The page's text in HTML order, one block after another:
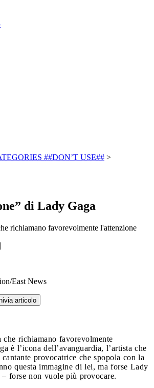
##DON’T USE## >
di Lady Gaga
richiamano favorevolmente l'attenzione
|
East News
articolo
che richiamano favorevolmente
è l’icona dell’avanguardia, l’artista che
provocatrice che spopola con la
questa immagine di lei, ma forse Lady
– forse non vuole più provocare.